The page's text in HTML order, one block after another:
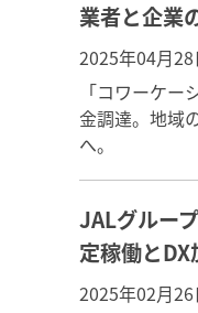
業者と企業
2025年04月28
「コワーケ
金調達。地域
へ。
JALグルー
定稼働とDX
2025年02月26